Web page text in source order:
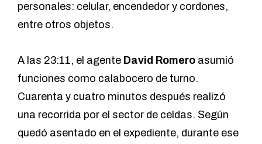
personales: celular, encendedor y cordones,
entre otros objetos.
A las 23:11, el agente David Romero asumió
funciones como calabocero de turno.
Cuarenta y cuatro minutos después realizó
una recorrida por el sector de celdas. Según
quedó asentado en el expediente, durante ese